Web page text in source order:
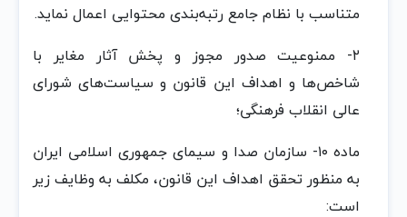
متناسب‌ با نظام‌ جامع‌ رتبه‌‌بندی محتوایی‌ اعمال‌ نماید.
٢- ممنوعیت‌ صدور مجوز و پخش‌ آثار مغایر با
شاخص‌ها و اهداف‌ این‌ قانون‌ و سیاست‌های شورای
عالی‌ انقلاب‌ فرهنگی‌؛
ماده‌ ١٠- سازمان‌ صدا و سیمای جمهوری اسلامی‌ ایران‌
به‌ منظور تحقق‌ اهداف‌ این‌ قانون‌، مکلف‌ به‌ وظایف‌ زیر
است‌: